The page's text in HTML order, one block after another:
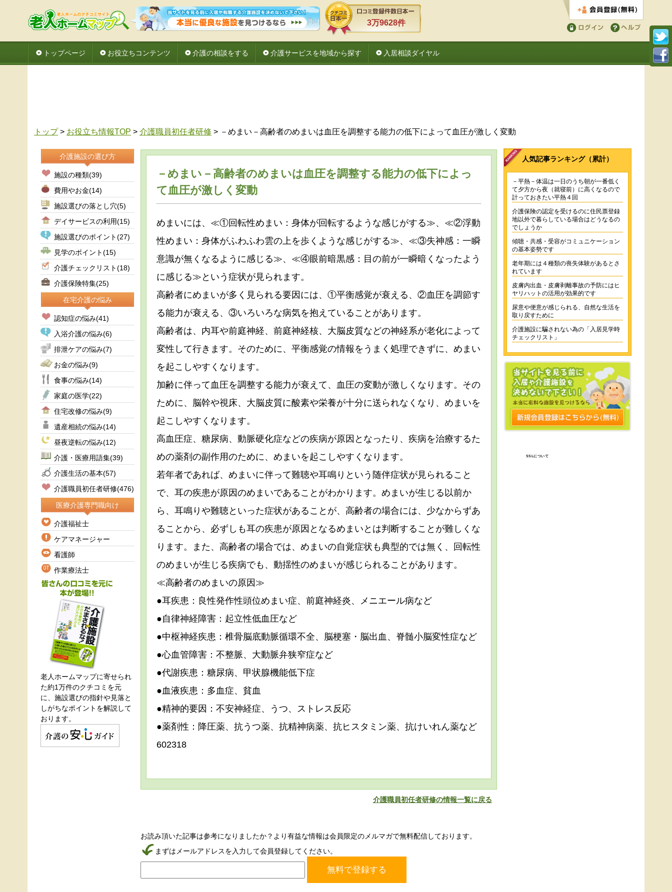
3万9628件
会員登録する
トップページ
お役立ちコンテンツ 介護の相談をする 介護サービスを地域から探す 入居相談ダイヤル
トップ> お役立ち情報TOP > 介護職員初任者研修 > －めまい－高齢者のめまいは血圧を調整する能力の低下によって血圧が激しく変動
－めまい－高齢者のめまいは血圧を調整する能力の低下によっ
て血圧が激しく変動
めまいには、≪①回転性めまい：身体が回転するような感じがする≫、≪②浮動
性めまい：身体がふわふわ雲の上を歩くような感じがする≫、≪③失神感：一瞬
意識が無くなるように感じる≫、≪④眼前暗黒感：目の前が一瞬暗くなったよう
に感じる≫という症状が見られます。
高齢者にめまいが多く見られる要因には、①平衡感覚が衰える、②血圧を調節す
る能力が衰える、③いろいろな病気を抱えていることがあります。
高齢者は、内耳や前庭神経、前庭神経核、大脳皮質などの神経系が老化によって
変性して行きます。そのために、平衡感覚の情報をうまく処理できずに、めまい
を起こしやすくなります。
加齢に伴って血圧を調整する能力が衰えて、血圧の変動が激しくなります。その
ために、脳幹や視床、大脳皮質に酸素や栄養が十分に送られなくなり、めまいを
起こしやすくなります。
高血圧症、糖尿病、動脈硬化症などの疾病が原因となったり、疾病を治療するた
めの薬剤の副作用のために、めまいを起こしやすくなります。
若年者であれば、めまいに伴って難聴や耳鳴りという随伴症状が見られること
で、耳の疾患が原因のめまいであることがわかります。めまいが生じる以前か
ら、耳鳴りや難聴といった症状があることが、高齢者の場合には、少なからずあ
ることから、必ずしも耳の疾患が原因となるめまいとは判断することが難しくな
ります。また、高齢者の場合では、めまいの自覚症状も典型的では無く、回転性
のめまいが生じる疾病でも、動揺性のめまいが感じられることがあります。
≪高齢者のめまいの原因≫
●耳疾患：良性発作性頭位めまい症、前庭神経炎、メニエール病など
●自律神経障害：起立性低血圧など
●中枢神経疾患：椎骨脳底動脈循環不全、脳梗塞・脳出血、脊髄小脳変性症など
●心血管障害：不整脈、大動脈弁狭窄症など
●代謝疾患：糖尿病、甲状腺機能低下症
●血液疾患：多血症、貧血
●精神的要因：不安神経症、うつ、ストレス反応
●薬剤性：降圧薬、抗うつ薬、抗精神病薬、抗ヒスタミン薬、抗けいれん薬など
602318
介護職員初任者研修の情報一覧に戻る
お読み頂いた記事は参考になりましたか？より有益な情報は会員限定のメルマガで無料配信しております。
まずはメールアドレスを入力して会員登録してください。
介護施設の選び方
施設の種類(39)
費用やお金(14)
施設選びの落とし穴(5)
デイサービスの利用(15)
施設選びのポイント(27)
見学のポイント(15)
介護チェックリスト(18)
介護保険特集(25)
在宅介護の悩み
認知症の悩み(41)
入浴介護の悩み(6)
排泄ケアの悩み(7)
お金の悩み(9)
食事の悩み(14)
家庭の医学(22)
住宅改修の悩み(9)
遺産相続の悩み(14)
昼夜逆転の悩み(12)
介護・医療用語集(39)
介護生活の基本(57)
介護職員初任者研修(476)
医療介護専門職向け
介護福祉士
ケアマネージャー
看護師
作業療法士
老人ホームマップに寄せられ
た約1万件のクチコミを元
に、施設選びの指針や見落と
しがちなポイントを解説して
おります。
人気記事ランキング（累計）
－平熱－体温は一日のうち朝が一番低く
て夕方から夜（就寝前）に高くなるので
計っておきたい平熱４回
介護保険の認定を受けるのに住民票登録
地以外で暮らしている場合はどうなるの
でしょうか
傾聴・共感・受容がコミュニケーション
の基本姿勢です
老年期には４種類の喪失体験があるとさ
れています
皮膚内出血・皮膚剥離事故の予防にはヒ
ヤリハットの活用が効果的です
尿意や便意が感じられる、自然な生活を
取り戻すために
介護施設に騙されない為の「入居見学時
チェックリスト」
SSLについて